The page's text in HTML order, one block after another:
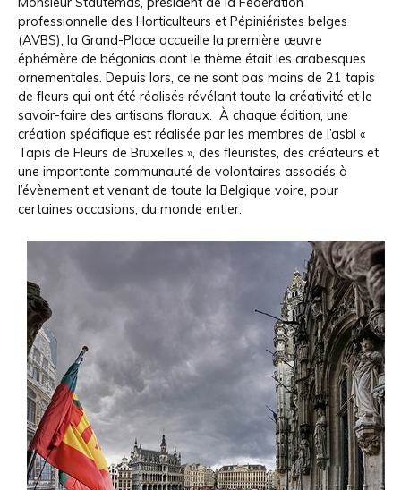
professionnelle des Horticulteurs et Pépiniéristes belges
(AVBS), la Grand-Place accueille la première œuvre
éphémère de bégonias dont le thème était les arabesques
ornementales. Depuis lors, ce ne sont pas moins de 21 tapis
de fleurs qui ont été réalisés révélant toute la créativité et le
savoir-faire des artisans floraux. À chaque édition, une
création spécifique est réalisée par les membres de l’asbl «
Tapis de Fleurs de Bruxelles », des fleuristes, des créateurs et
une importante communauté de volontaires associés à
l’évènement et venant de toute la Belgique voire, pour
certaines occasions, du monde entier.